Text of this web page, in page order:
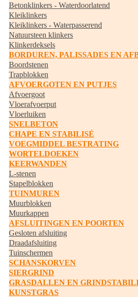
Betonklinkers - Waterdoorlatend
Kleiklinkers
Kleiklinkers - Waterpasserend
Natuursteen klinkers
Klinkerdeksels
BORDUREN, PALISSADES EN
Boordstenen
Trapblokken
AFVOERGOTEN EN PUTJES
Afvoergoot
Vloerafvoerput
Vloerluiken
SNELBETON
CHAPE EN STABILISÉ
VOEGMIDDEL BESTRATING
WORTELDOEKEN
KEERWANDEN
L-stenen
Stapelblokken
TUINMUREN
Muurblokken
Muurkappen
AFSLUITINGEN EN POORTEN
Gesloten afsluiting
Draadafsluiting
Tuinschermen
SCHANSKORVEN
SIERGRIND
GRASDALLEN EN
KUNSTGRAS